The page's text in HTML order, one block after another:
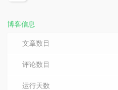
博客信息
文章数目
评论数目
运行天数